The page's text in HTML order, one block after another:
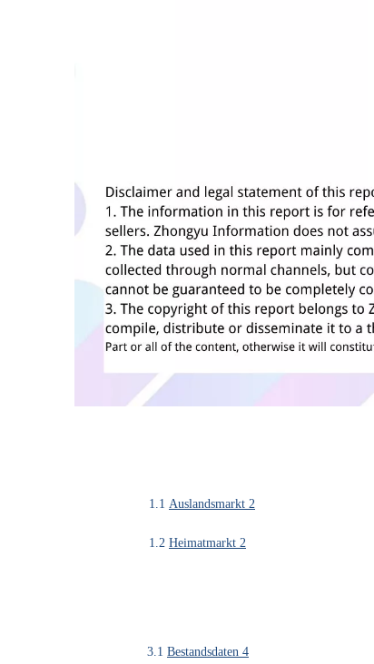
1.1 Auslandsmarkt 2
1.2 Heimatmarkt 2
3.1 Bestandsdaten 4